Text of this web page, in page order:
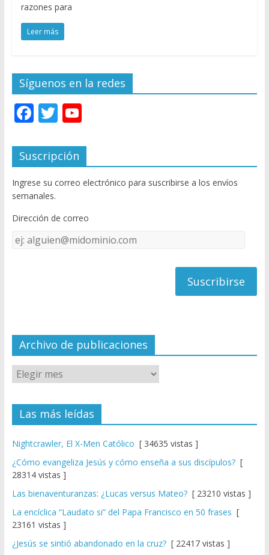
razones para
Leer más
Síguenos en la redes
F
e
b
o
o
k
T
itt
er
Y
u
T
u
e
C
el
Suscripción
Ingrese su correo electrónico para suscribirse a los envíos
semanales.
Dirección de correo
Dirección
de
Archivo de publicaciones
Las más leídas
Nightcrawler, El X-Men Católico [ 34635 vistas ]
¿Cómo evangeliza Jesús y cómo enseña a sus discípulos?[
28314 vistas ]
Las bienaventuranzas: ¿Lucas versus Mateo?[ 23210 vistas ]
La encíclica “Laudato si” del Papa Francisco en 50 frases [
23161 vistas ]
¿Jesús se sintió abandonado en la cruz?[ 22417 vistas ]